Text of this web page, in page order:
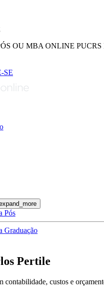
OU MBA ONLINE PUCRS
SE
Pós
Graduação
Pertile
contabilidade, custos e